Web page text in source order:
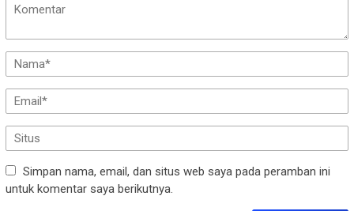
Simpan nama, email, dan situs web saya pada peramban ini
untuk komentar saya berikutnya.